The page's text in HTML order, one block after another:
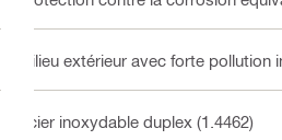
milieu extérieur avec forte pollution
Acier inoxydable duplex (1.4462)